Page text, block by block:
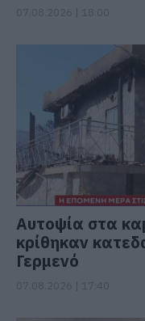
Αυτοψία στα
κρίθηκαν
Γερμενό